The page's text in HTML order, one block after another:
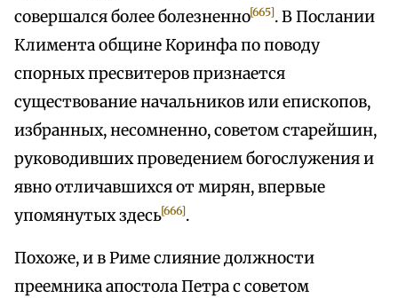
совершался более болезненно[665]. В Послании
Климента общине Коринфа по поводу
спорных пресвитеров признается
существование начальников или епископов,
избранных, несомненно, советом старейшин,
руководивших проведением богослужения и
явно отличавшихся от мирян, впервые
упомянутых здесь[666].
Похоже, и в Риме слияние должности
преемника апостола Петра с советом